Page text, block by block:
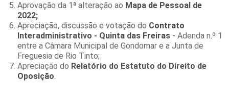
Aprovação da 1ª alteração ao Mapa de Pessoal de
2022;
Apreciação, discussão e votação do Contrato
Interadministrativo - Quinta das Freiras - Adenda n.º 1
entre a Câmara Municipal de Gondomar e a Junta de
Freguesia de Rio Tinto;
Apreciação do Relatório do Estatuto do Direito de
Oposição